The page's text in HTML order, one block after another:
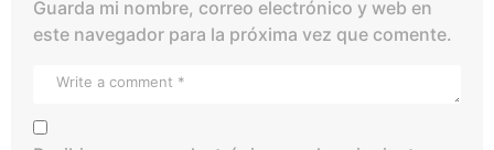
Guarda mi nombre, correo electrónico y web en
este navegador para la próxima vez que comente.